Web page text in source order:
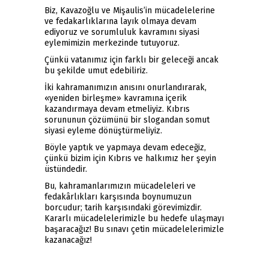
Biz, Kavazoğlu ve Mişaulis’in mücadelelerine
ve fedakarlıklarına layık olmaya devam
ediyoruz ve sorumluluk kavramını siyasi
eylemimizin merkezinde tutuyoruz.
Çünkü vatanımız için farklı bir geleceği ancak
bu şekilde umut edebiliriz.
İki kahramanımızın anısını onurlandırarak,
«yeniden birleşme» kavramına içerik
kazandırmaya devam etmeliyiz. Kıbrıs
sorununun çözümünü bir slogandan somut
siyasi eyleme dönüştürmeliyiz.
Böyle yaptık ve yapmaya devam edeceğiz,
çünkü bizim için Kıbrıs ve halkımız her şeyin
üstündedir.
Bu, kahramanlarımızın mücadeleleri ve
fedakârlıkları karşısında boynumuzun
borcudur; tarih karşısındaki görevimizdir.
Kararlı mücadelelerimizle bu hedefe ulaşmayı
başaracağız! Bu sınavı çetin mücadelelerimizle
kazanacağız!